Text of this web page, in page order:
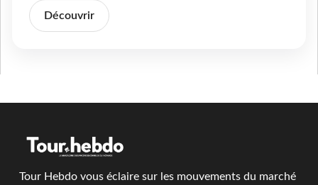
Découvrir
Tour Hebdo vous éclaire sur les mouvements du marché